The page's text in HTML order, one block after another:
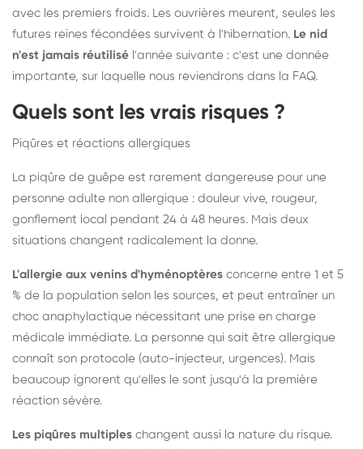
avec les premiers froids. Les ouvrières meurent, seules les
futures reines fécondées survivent à l'hibernation. Le nid
n'est jamais réutilisé l'année suivante : c'est une donnée
importante, sur laquelle nous reviendrons dans la FAQ.
Quels sont les vrais risques ?
Piqûres et réactions allergiques
La piqûre de guêpe est rarement dangereuse pour une
personne adulte non allergique : douleur vive, rougeur,
gonflement local pendant 24 à 48 heures. Mais deux
situations changent radicalement la donne.
L'allergie aux venins d'hyménoptères concerne entre 1 et 5
% de la population selon les sources, et peut entraîner un
choc anaphylactique nécessitant une prise en charge
médicale immédiate. La personne qui sait être allergique
connaît son protocole (auto-injecteur, urgences). Mais
beaucoup ignorent qu'elles le sont jusqu'à la première
réaction sévère.
Les piqûres multiples changent aussi la nature du risque.